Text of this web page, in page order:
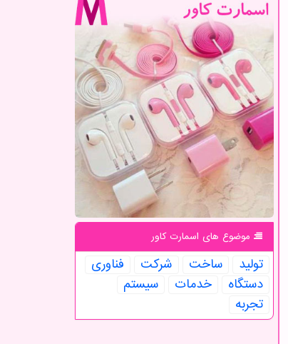
موضوع های اسمارت كاور
تولید ساخت شركت
فناوری
دستگاه
خدمات
سیستم
تجربه